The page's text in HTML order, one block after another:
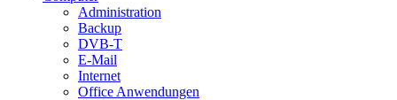
Administration
Backup
DVB-T
E-Mail
Internet
Office Anwendungen